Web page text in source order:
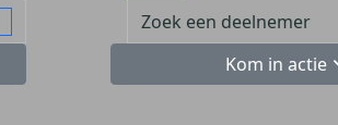
Kom in actie